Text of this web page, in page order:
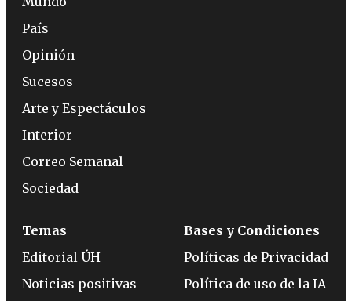
País
Opinión
Sucesos
Arte y Espectáculos
Interior
Correo Semanal
Sociedad
Temas
Editorial ÚH
Noticias positivas
Bases y Condiciones
Políticas de Privacidad
Política de uso de la IA